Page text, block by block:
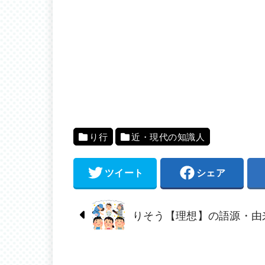
り行 近・現代の知識人
ツイート シェア
りそう【理想】の語源・